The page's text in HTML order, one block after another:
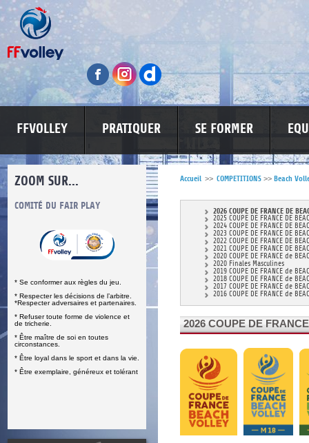
FFVOLLEY PRATIQUER SE FORMER
ZOOM SUR...
COMITÉ DU FAIR PLAY
* Se conformer aux règles du jeu.
* Respecter les décisions de l’arbitre.
*Respecter adversaires et partenaires.
* Refuser toute forme de violence et
de tricherie.
* Être maître de soi en toutes
circonstances.
* Être loyal dans le sport et dans la vie.
* Être exemplaire, généreux et tolérant
LUTTE CONTRE LES VIOLENCES MA PETITE
Accueil >> COMPETITIONS >> Beach
2026 COUPE DE FRANCE DE
2025 COUPE DE FRANCE DE
2024 COUPE DE FRANCE DE
2023 COUPE DE FRANCE DE
2022 COUPE DE FRANCE DE
2021 COUPE DE FRANCE DE
2020 COUPE DE FRANCE de
2020 Finales Masculines
2019 COUPE DE FRANCE de
2018 COUPE DE FRANCE de
2017 COUPE DE FRANCE de
2016 COUPE DE FRANCE de
2026 COUPE DE